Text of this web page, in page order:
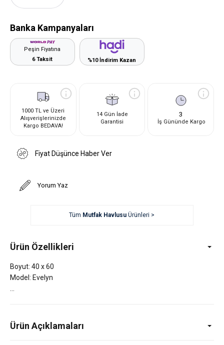
Banka Kampanyaları
Peşin Fiyatına
6 Taksit
%10 İndirim Kazan
1000 TL ve Üzeri
Alışverişlerinizde
Kargo BEDAVA!
14 Gün İade
Garantisi
3
İş Gününde Kargo
Fiyat Düşünce Haber Ver
Yorum Yaz
Tüm Mutfak Havlusu Ürünleri >
Ürün Özellikleri
Boyut: 40 x 60
Model: Evelyn
Ürün Açıklamaları